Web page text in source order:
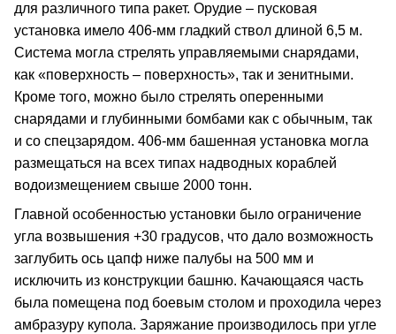
для различного типа ракет. Орудие – пусковая
установка имело 406-мм гладкий ствол длиной 6,5 м.
Система могла стрелять управляемыми снарядами,
как «поверхность – поверхность», так и зенитными.
Кроме того, можно было стрелять оперенными
снарядами и глубинными бомбами как с обычным, так
и со спецзарядом. 406-мм башенная установка могла
размещаться на всех типах надводных кораблей
водоизмещением свыше 2000 тонн.
Главной особенностью установки было ограничение
угла возвышения +30 градусов, что дало возможность
заглубить ось цапф ниже палубы на 500 мм и
исключить из конструкции башню. Качающаяся часть
была помещена под боевым столом и проходила через
амбразуру купола. Заряжание производилось при угле